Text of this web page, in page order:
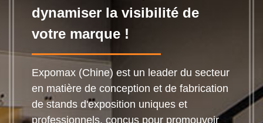
dynamiser la visibilité de
votre marque !
Expomax (Chine) est un leader du secteur
en matière de conception et de fabrication
de stands d'exposition uniques et
professionnels, conçus pour promouvoir